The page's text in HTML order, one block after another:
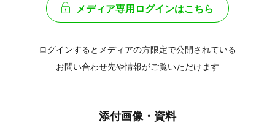
メディア専用ログインはこちら
ログインするとメディアの方限定で公開されている
お問い合わせ先や情報がご覧いただけます
添付画像・資料